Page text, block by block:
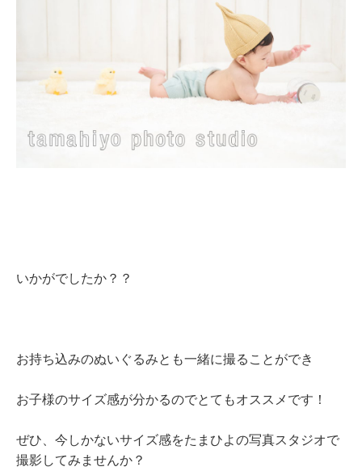
いかがでしたか？？
お持ち込みのぬいぐるみとも一緒に撮ることができ
お子様のサイズ感が分かるのでとてもオススメです！
ぜひ、今しかないサイズ感をたまひよの写真スタジオで
撮影してみませんか？